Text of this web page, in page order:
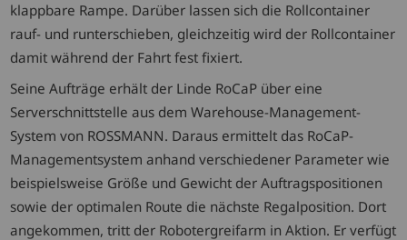
klappbare Rampe. Darüber lassen sich die Rollcontainer
rauf- und runterschieben, gleichzeitig wird der Rollcontainer
damit während der Fahrt fest fixiert.
Seine Aufträge erhält der Linde RoCaP über eine
Serverschnittstelle aus dem Warehouse-Management-
System von ROSSMANN. Daraus ermittelt das RoCaP-
Managementsystem anhand verschiedener Parameter wie
beispielsweise Größe und Gewicht der Auftragspositionen
sowie der optimalen Route die nächste Regalposition. Dort
angekommen, tritt der Robotergreifarm in Aktion. Er verfügt